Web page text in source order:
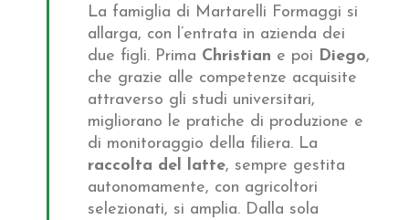
La famiglia di Martarelli Formaggi si
allarga, con l’entrata in azienda dei
due figli. Prima Christian e poi Diego,
che grazie alle competenze acquisite
attraverso gli studi universitari,
migliorano le pratiche di produzione e
di monitoraggio della filiera. La
raccolta del latte, sempre gestita
autonomamente, con agricoltori
selezionati, si amplia. Dalla sola